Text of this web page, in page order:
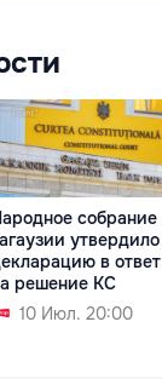
собрание
утвердило
в ответ
решение КС
10 Июл. 20:00